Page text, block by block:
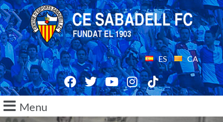
ES CA
Menu